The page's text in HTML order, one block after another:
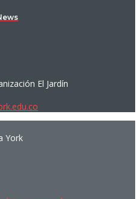
El Jardín
York